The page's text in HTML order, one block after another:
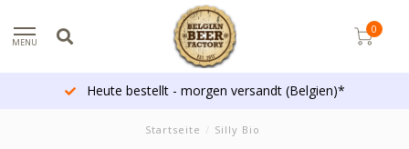
MENU
0
Heute bestellt - morgen versandt (Belgien)*
Startseite / Silly Bio